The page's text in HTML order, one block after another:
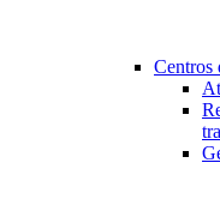
Centros